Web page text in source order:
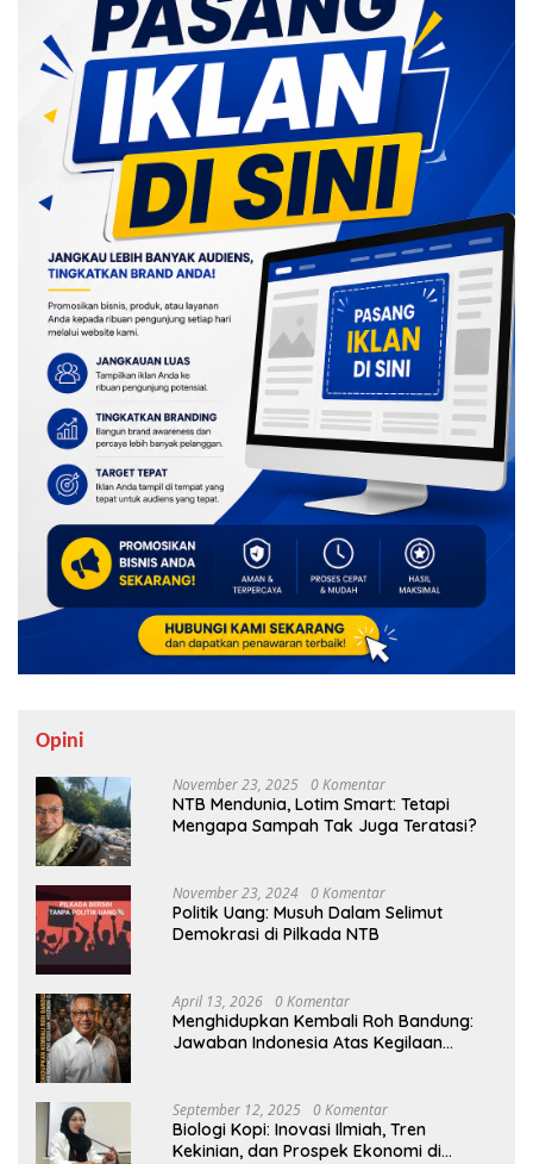
Opini
November 23, 2025 0 Komentar
NTB Mendunia, Lotim Smart: Tetapi
Mengapa Sampah Tak Juga Teratasi?
November 23, 2024 0 Komentar
Politik Uang: Musuh Dalam Selimut
Demokrasi di Pilkada NTB
April 13, 2026 0 Komentar
Menghidupkan Kembali Roh Bandung:
Jawaban Indonesia Atas Kegilaan
September 12, 2025 0 Komentar
Biologi Kopi: Inovasi Ilmiah, Tren
Kekinian, dan Prospek Ekonomi di